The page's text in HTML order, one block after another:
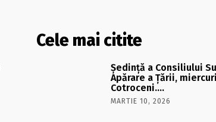
Cele mai citite
Şedinţă a Consiliului
Apărare a Ţării,
Cotroceni….
MARTIE 10, 2026